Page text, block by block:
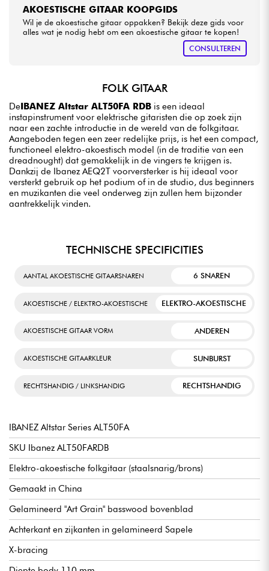
AKOESTISCHE GITAAR KOOPGIDS
Wil je de akoestische gitaar oppakken? Bekijk deze gids voor
alles wat je nodig hebt om een akoestische gitaar te kopen!
CONSULTEREN
FOLK GITAAR
DeIBANEZ Altstar ALT50FA RDB is een ideaal
instapinstrument voor elektrische gitaristen die op zoek zijn
naar een zachte introductie in de wereld van de folkgitaar.
Aangeboden tegen een zeer redelijke prijs, is het een compact,
functioneel elektro-akoestisch model (in de traditie van een
dreadnought) dat gemakkelijk in de vingers te krijgen is.
Dankzij de Ibanez AEQ2T voorversterker is hij ideaal voor
versterkt gebruik op het podium of in de studio, dus beginners
en muzikanten die veel onderweg zijn zullen hem bijzonder
aantrekkelijk vinden.
TECHNISCHE SPECIFICITIES
AANTAL AKOESTISCHE GITAARSNAREN 6 SNAREN
AKOESTISCHE / ELEKTRO-AKOESTISCHE ELEKTRO-AKOESTISCHE
AKOESTISCHE GITAAR VORM ANDEREN
AKOESTISCHE GITAARKLEUR SUNBURST
RECHTSHANDIG / LINKSHANDIG RECHTSHANDIG
IBANEZ Altstar Series ALT50FA
SKU Ibanez ALT50FARDB
Elektro-akoestische folkgitaar (staalsnarig/brons)
Gemaakt in China
Gelamineerd "Art Grain" basswood bovenblad
Achterkant en zijkanten in gelamineerd Sapele
X-bracing